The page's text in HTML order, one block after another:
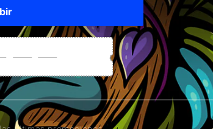
icónico personaje Sylvester,
sosteniendo una planta con
actitud.
Características:
– Hecho en cristal de alta
– Base firme y estable
– Detalles en vidrio multicolor